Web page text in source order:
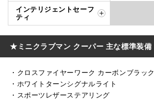
インテリジェントセーフ
ティ
★ミニクラブマン クーパー 主な標準装備
・クロスファイヤーワーク カーボンブラック
・ホワイトターンシグナルライト
・スポーツレザーステアリング